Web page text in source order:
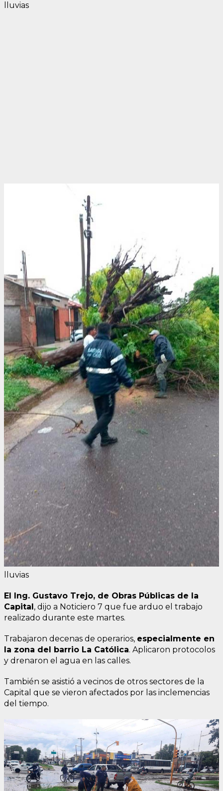
lluvias
lluvias
El Ing. Gustavo Trejo, de Obras Públicas de la
Capital , dijo a Noticiero 7 que fue arduo el trabajo
realizado durante este martes.
Trabajaron decenas de operarios, especialmente en
la zona del barrio La Católica. Aplicaron protocolos
y drenaron el agua en las calles.
También se asistió a vecinos de otros sectores de la
Capital que se vieron afectados por las inclemencias
del tiempo.